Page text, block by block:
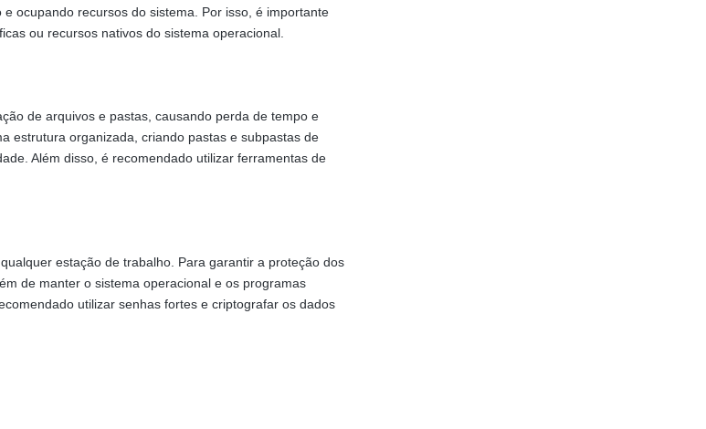
ocupando recursos do sistema. Por isso, é importante
ou recursos nativos do sistema operacional.
de arquivos e pastas, causando perda de tempo e
estrutura organizada, criando pastas e subpastas de
Além disso, é recomendado utilizar ferramentas de
estação de trabalho. Para garantir a proteção dos
de manter o sistema operacional e os programas
utilizar senhas fortes e criptografar os dados